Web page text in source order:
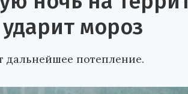
мороз
дальнейшее потепление.